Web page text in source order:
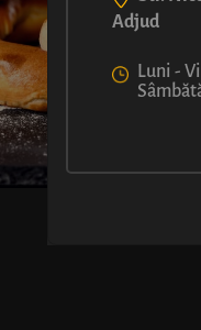
Adjud
Luni -